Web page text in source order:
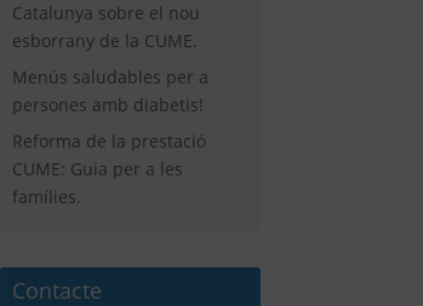
Catalunya sobre el nou
esborrany de la CUME.
Menús saludables per a
persones amb diabetis!
Reforma de la prestació
CUME: Guia per a les
famílies.
Contacte